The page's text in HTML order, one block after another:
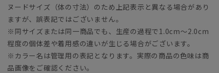
ヌードサイズ（体の寸法）のため上記表示と異なる場合があり
ますが、誤表記ではございません。
※同サイズまたは同一商品でも、生産の過程で1.0cm～2.0cm
程度の個体差や着用感の違いが生じる場合がございます。
※カラー名は管理用の表記となります。実際の商品の色味は商
品画像をご確認ください。